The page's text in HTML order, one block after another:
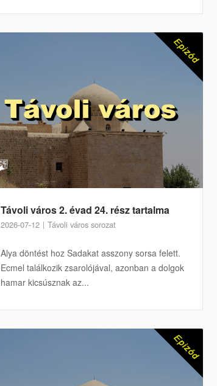
Távoli város 2. évad 24. rész tartalma
2026-07-12 Távoli város sorozat
Alya döntést hoz Sadakat asszony sorsa felett.
Ecmel találkozik zsarolójával, azonban a dolgok
hamar kicsúsznak az...